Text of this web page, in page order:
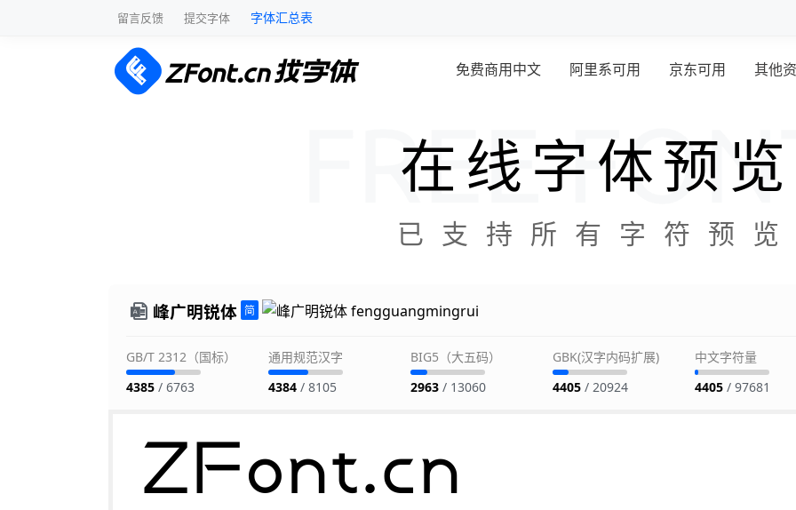
留言反馈 提交字体 字体汇总表
免费商用中文 阿里系可用 京东可用 其他
在线字体预览
已支持所有字符预览
峰广明锐体
GB/T 2312（国标）
4385 / 6763
通用规范汉字
4384 / 8105
BIG5（大五码）
2963 / 13060
GBK(汉字内码扩展)
4405 / 20924
中文字符量
4405 / 97681
ZFont.cn